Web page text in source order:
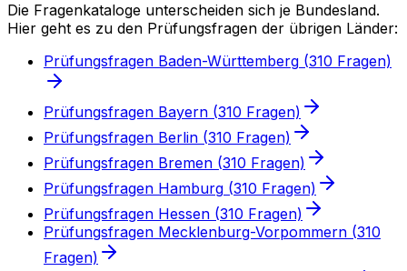
Die Fragenkataloge unterscheiden sich je Bundesland.
Hier geht es zu den Prüfungsfragen der übrigen Länder:
Prüfungsfragen Baden-Württemberg (310 Fragen)
Prüfungsfragen Bayern (310 Fragen)
Prüfungsfragen Berlin (310 Fragen)
Prüfungsfragen Bremen (310 Fragen)
Prüfungsfragen Hamburg (310 Fragen)
Prüfungsfragen Hessen (310 Fragen)
Prüfungsfragen Mecklenburg-Vorpommern (310
Fragen)